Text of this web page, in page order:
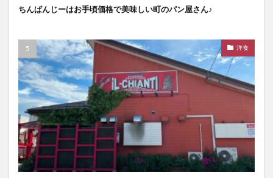
ちんぱんじーはお手頃価格で美味しい町のパン屋さん♪
洋食